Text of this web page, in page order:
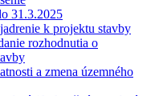
31.3.2025
k projektu stavby
rozhodnutia o
a zmena územného